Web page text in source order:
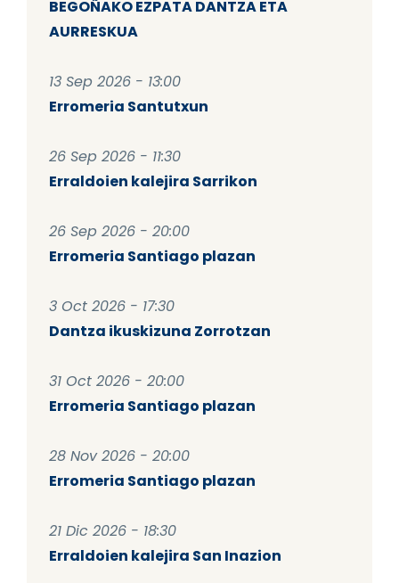
BEGOÑAKO EZPATA DANTZA ETA
AURRESKUA
13 Sep 2026 - 13:00
Erromeria Santutxun
26 Sep 2026 - 11:30
Erraldoien kalejira Sarrikon
26 Sep 2026 - 20:00
Erromeria Santiago plazan
3 Oct 2026 - 17:30
Dantza ikuskizuna Zorrotzan
31 Oct 2026 - 20:00
Erromeria Santiago plazan
28 Nov 2026 - 20:00
Erromeria Santiago plazan
21 Dic 2026 - 18:30
Erraldoien kalejira San Inazion